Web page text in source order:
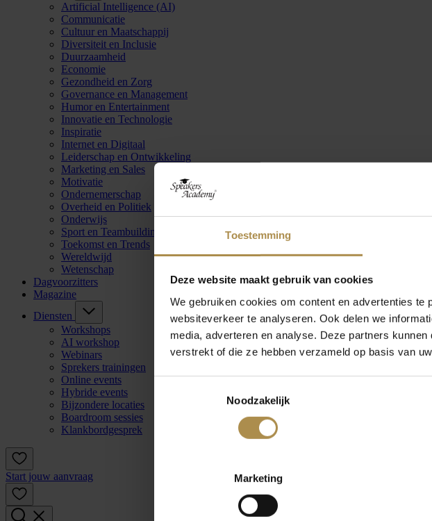
Toestemming
Deze website maakt gebruik van cookies
We gebruiken cookies om content en advertenties
websiteverkeer te analyseren. Ook delen we
media, adverteren en analyse. Deze partners
verstrekt of die ze hebben verzameld op basis van
Noodzakelijk
Marketing
Artificial Intelligence (AI)
Communicatie
Cultuur en Maatschappij
Diversiteit en Inclusie
Duurzaamheid
Economie
Gezondheid en Zorg
Governance en Management
Humor en Entertainment
Innovatie en Technologie
Inspiratie
Internet en Digitaal
Leiderschap en Ontwikkeling
Marketing en Sales
Motivatie
Ondernemerschap
Overheid en Politiek
Onderwijs
Sport en Teambuilding
Toekomst en Trends
Wereldwijd
Wetenschap
Dagvoorzitters
Magazine
Diensten
Workshops
AI workshop
Webinars
Sprekers trainingen
Online events
Hybride events
Bijzondere locaties
Boardroom sessies
Klankbordgesprek
Start jouw aanvraag